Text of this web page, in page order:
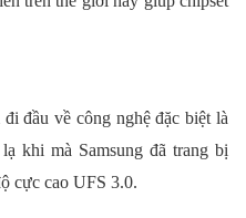
đầu về công nghệ đặc biệt là
khi mà Samsung đã trang bị
cực cao UFS 3.0.